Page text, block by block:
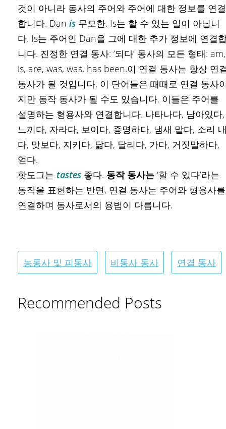
것이 아니라 동사의 주어와 주어에 대한 정보를 연결
합니다. Dan is 무모한. Is는 할 수 있는 일이 아닙니
다. Is는 주어인 Dan을 그에 대한 추가 정보에 연결
니다. 진정한 연결 동사: ‘되다’ 동사의 모든 형태: am,
is, are, was, was, has been.이 연결 동사는 항상 연
동사가 될 것입니다. 이 단어들은 때때로 연결 동사
지만 동작 동사가 될 수도 있습니다. 이들은 주어를
설명하는 형용사와 연결합니다. 나타나다, 남아있다,
느끼다, 자라다, 보이다, 증명하다, 냄새 맡다, 소리
다, 맛보다, 지키다, 닮다, 달리다, 가다, 거짓말하다,
얻다.
핫도그는 tastes 좋다. 동작 동사는 ‘할 수 있다’라는
동작을 표현하는 반면, 연결 동사는 주어와 형용사를
연결하며 동사로서의 용법이 다릅니다.
능동사 및 피동사 비동사 동사 연결 동사
Recommended Posts